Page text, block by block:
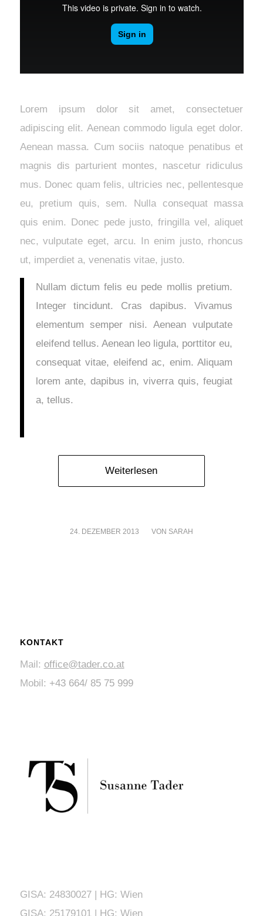
Lorem ipsum dolor sit amet, consectetuer
adipiscing elit. Aenean commodo ligula eget dolor.
Aenean massa. Cum sociis natoque penatibus et
magnis dis parturient montes, nascetur ridiculus
mus. Donec quam felis, ultricies nec, pellentesque
eu, pretium quis, sem. Nulla consequat massa
quis enim. Donec pede justo, fringilla vel, aliquet
nec, vulputate eget, arcu. In enim justo, rhoncus
ut, imperdiet a, venenatis vitae, justo.
Nullam dictum felis eu pede mollis pretium.
Integer tincidunt. Cras dapibus. Vivamus
elementum semper nisi. Aenean vulputate
eleifend tellus. Aenean leo ligula, porttitor eu,
consequat vitae, eleifend ac, enim. Aliquam
lorem ante, dapibus in, viverra quis, feugiat
a, tellus.
Weiterlesen
24. DEZEMBER 2013
/ VON SARAH
KONTAKT
Mail: office@tader.co.at
Mobil: +43 664/ 85 75 999
GISA: 24830027 | HG: Wien
GISA: 25179101 | HG: Wien